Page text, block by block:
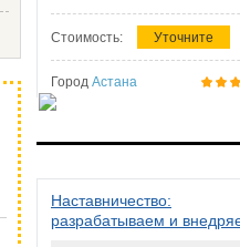
Стоимость: Уточните
Город Астана
Наставничество:
разрабатываем и